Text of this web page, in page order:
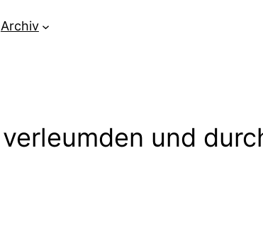
Archiv
und